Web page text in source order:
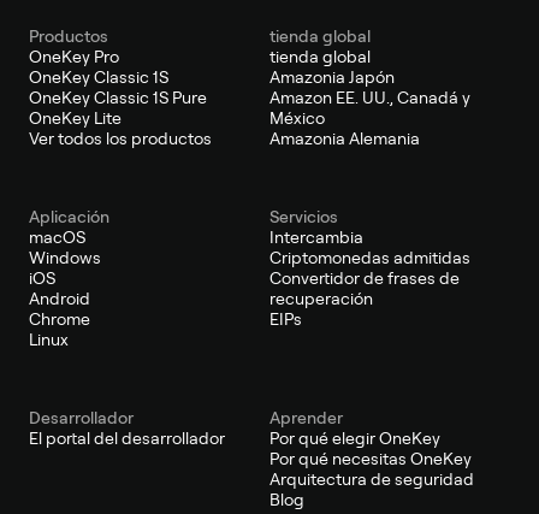
Productos
OneKey Pro
OneKey Classic 1S
OneKey Classic 1S Pure
OneKey Lite
Ver todos los productos
tienda global
tienda global
Amazonia Japón
Amazon EE. UU., Canadá y
México
Amazonia Alemania
Aplicación
macOS
Windows
iOS
Android
Chrome
Linux
Servicios
Intercambia
Criptomonedas admitidas
Convertidor de frases de
recuperación
EIPs
Desarrollador
El portal del desarrollador
Aprender
Por qué elegir OneKey
Por qué necesitas OneKey
Arquitectura de seguridad
Blog